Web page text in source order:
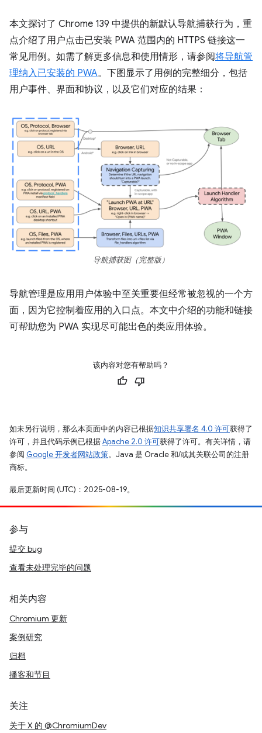
本文探讨了 Chrome 139 中提供的新默认导航捕获行为，重
点介绍了用户点击已安装 PWA 范围内的 HTTPS 链接这一
常见用例。如需了解更多信息和使用情形，请参阅将导航管
理纳入已安装的 PWA。下图显示了用例的完整细分，包括
用户事件、界面和协议，以及它们对应的结果：
导航捕获图（完整版）
导航管理是应用用户体验中至关重要但经常被忽视的一个方
面，因为它控制着应用的入口点。本文中介绍的功能和链接
可帮助您为 PWA 实现尽可能出色的类应用体验。
该内容对您有帮助吗？
如未另行说明，那么本页面中的内容已根据知识共享署名 4.0 许可获得了
许可，并且代码示例已根据Apache 2.0 许可获得了许可。有关详情，请
参阅 Google 开发者网站政策。Java 是 Oracle 和/或其关联公司的注册
商标。
最后更新时间 (UTC)：2025-08-19。
参与
提交 bug
查看未处理完毕的问题
相关内容
Chromium 更新
案例研究
归档
播客和节目
关注
关于 X 的 @ChromiumDev